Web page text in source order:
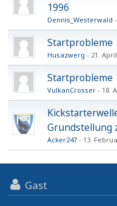
1996
Dennis_Westerwald
Startprobleme
Husazwerg 21.
Startprobleme
VulkanCrosser 18.
Grundstellung
Acker247 13.
Gast